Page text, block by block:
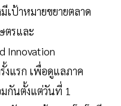
เป้าหมายขยายตลาด
ตรและ
Innovation
งแรก เพื่อดูแลภาค
กันตั้งแต่วันที่ 1